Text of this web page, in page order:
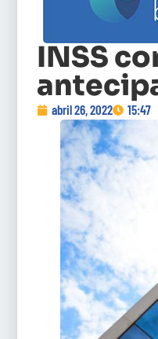
INSS
abril 26, 2022 15:47